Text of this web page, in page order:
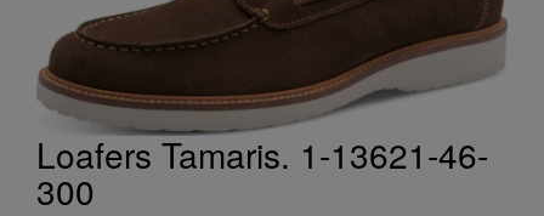
Loafers Tamaris. 1-13621-46-
300